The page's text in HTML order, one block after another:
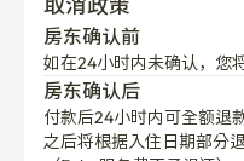
查看您的入住期间的取消
公共事业费计费方法
包含固定的管理费。如使
用。